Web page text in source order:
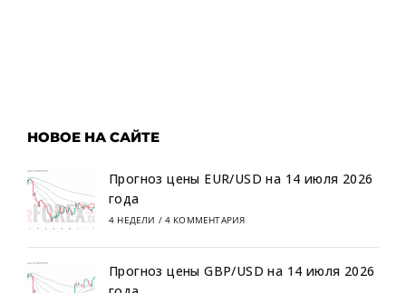
НОВОЕ НА САЙТЕ
Прогноз цены EUR/USD на 14 июля 2026
года
4 НЕДЕЛИ / 4 КОММЕНТАРИЯ
Прогноз цены GBP/USD на 14 июля 2026